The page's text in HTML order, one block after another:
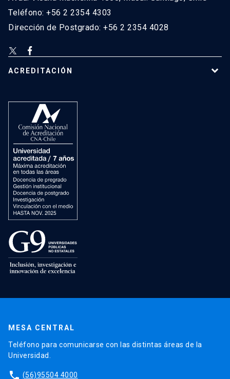
Teléfono: +56 2 2354 4303
Dirección de Postgrado: +56 2 2354 4028
ACREDITACIÓN
MESA CENTRAL
Teléfono para comunicarse con las distintas áreas de la
Universidad.
phone (56)95504 4000